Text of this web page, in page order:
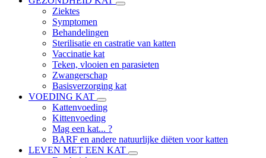
Ziektes
Symptomen
Behandelingen
Sterilisatie en castratie van katten
Vaccinatie kat
Teken, vlooien en parasieten
Zwangerschap
Basisverzorging kat
VOEDING KAT
Kattenvoeding
Kittenvoeding
Mag een kat... ?
BARF en andere natuurlijke diëten voor katten
LEVEN MET EEN KAT